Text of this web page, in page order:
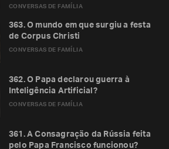
CONVERSAS DE FAMÍLIA
CONVERSAS DE FAMÍLIA
363. O mundo em que surgiu a festa
de Corpus Christi
CONVERSAS DE FAMÍLIA
362. O Papa declarou guerra à
Inteligência Artificial?
361. A Consagração da Rússia feita
pelo Papa Francisco funcionou?